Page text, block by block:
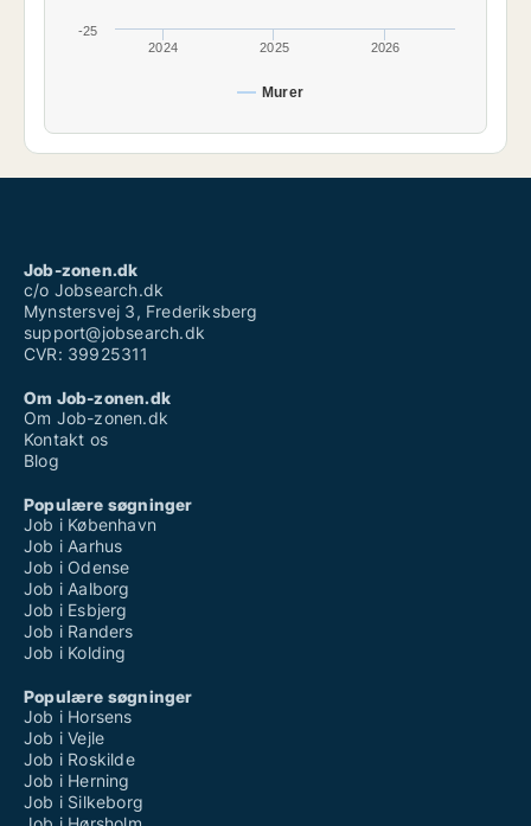
Murer
2024 2025 2026
-25
Job-zonen.dk
c/o Jobsearch.dk
Mynstersvej 3, Frederiksberg
support@jobsearch.dk
CVR: 39925311
Om Job-zonen.dk
Om Job-zonen.dk
Kontakt os
Blog
Populære søgninger
Job i København
Job i Aarhus
Job i Odense
Job i Aalborg
Job i Esbjerg
Job i Randers
Job i Kolding
Populære søgninger
Job i Horsens
Job i Vejle
Job i Roskilde
Job i Herning
Job i Silkeborg